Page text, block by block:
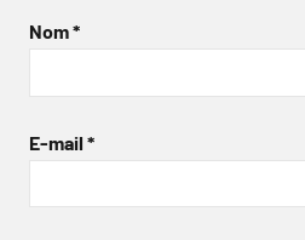
Nom*
E-mail *